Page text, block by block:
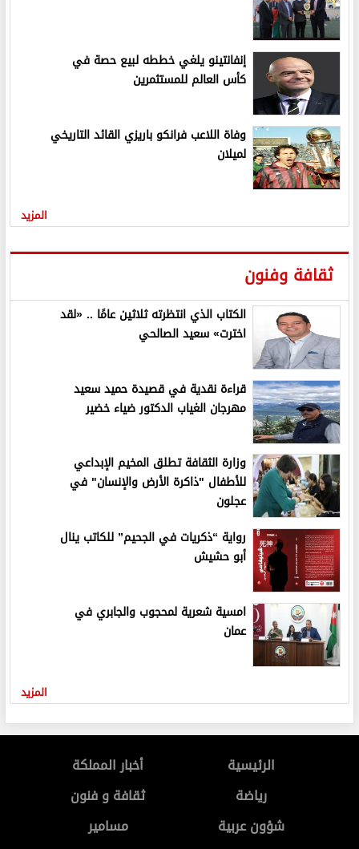
إنفانتينو يلغي خططه لبيع حصة في
كأس العالم للمستثمرين
وفاة اللاعب فرانكو باريزي القائد التاريخي
لميلان
المزيد
ثقافة وفنون
الكتاب الذي انتظرته ثلاثين عامًا .. «لقد
اخترت» سعيد الصالحي
قراءة نقدية في قصيدة حميد سعيد
مهرجان الغياب الدكتور ضياء خضير
وزارة الثقافة تطلق المخيم الإبداعي
للأطفال "ذاكرة الأرض والإنسان" في
عجلون
رواية “ذكريات في الجحيم” للكاتب ينال
أبو حشيش
امسية شعرية لمحجوب والجابري في
عمان
المزيد
الرئيسية
أخبار المملكة
رياضة
ثقافة و فنون
شؤون عربية
مسامير